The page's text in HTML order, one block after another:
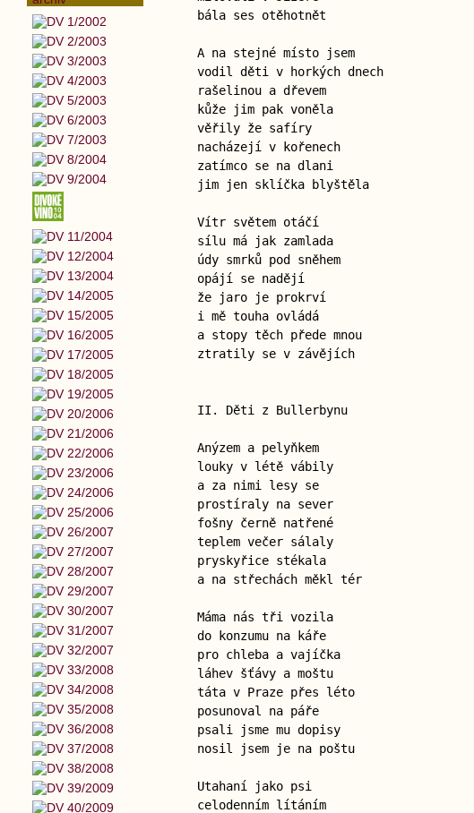
bála ses otěhotnět
A na stejné místo jsem
vodil děti v horkých dnech
rašelinou a dřevem
kůže jim pak voněla
věřily že safíry
nacházejí v kořenech
zatímco se na dlani
jim jen sklíčka blyštěla
Vítr světem otáčí
sílu má jak zamlada
údy smrků pod sněhem
opájí se nadějí
že jaro je prokrví
i mě touha ovládá
a stopy těch přede mnou
ztratily se v závějích
II. Děti z Bullerbynu
Anýzem a pelyňkem
louky v létě vábily
a za nimi lesy se
prostíraly na sever
fošny černě natřené
teplem večer sálaly
pryskyřice stékala
a na střechách měkl tér
Máma nás tři vozila
do konzumu na káře
pro chleba a vajíčka
láhev šťávy a moštu
táta v Praze přes léto
posunoval na páře
psali jsme mu dopisy
nosil jsem je na poštu
Utahaní jako psi
celodenním lítáním